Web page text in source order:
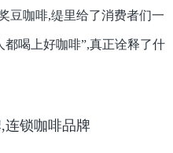
豆咖啡,缇里给了消费者们一
喝上好咖啡”,真正诠释了什